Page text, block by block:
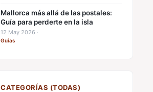
Mallorca más allá de las postales:
Guía para perderte en la isla
12 May 2026 ·
Guías
CATEGORÍAS (TODAS)